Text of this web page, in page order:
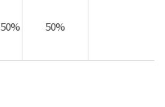
50% 50%